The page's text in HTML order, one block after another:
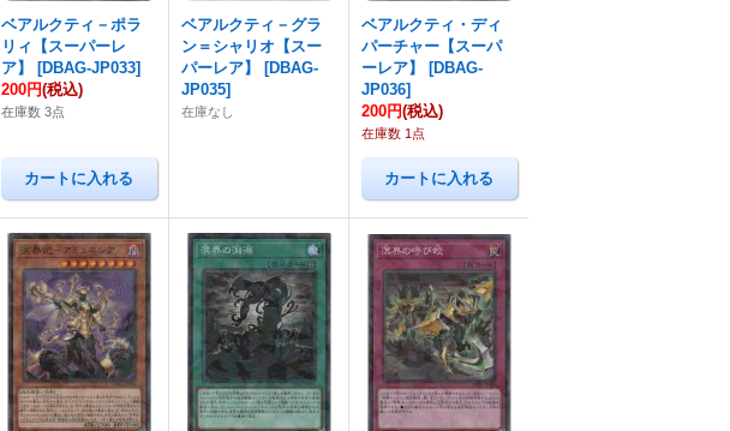
ベアルクティ－ポラ
リィ【スーパーレ
ア】
[DBAG-JP033]
200円(税込)
在庫数 3点
ベアルクティ－グラ
ン＝シャリオ【スー
パーレア】
[DBAG-
JP035]
在庫なし
ベアルクティ・ディ
パーチャー【スーパ
ーレア】
[DBAG-
JP036]
200円(税込)
在庫数 1点